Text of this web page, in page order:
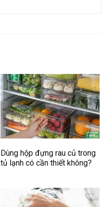
Dùng hộp đựng rau củ trong
tủ lạnh có cần thiết không?